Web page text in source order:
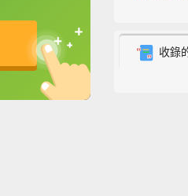
英
那是
收錄